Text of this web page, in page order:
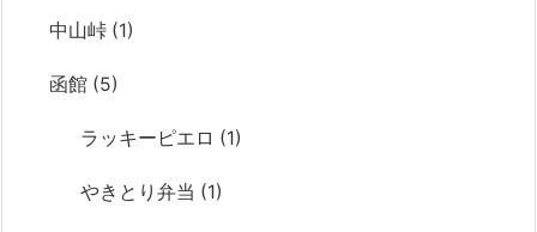
中山峠 (1)
函館 (5)
ラッキーピエロ (1)
やきとり弁当 (1)